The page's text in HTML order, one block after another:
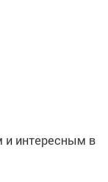
интересным в